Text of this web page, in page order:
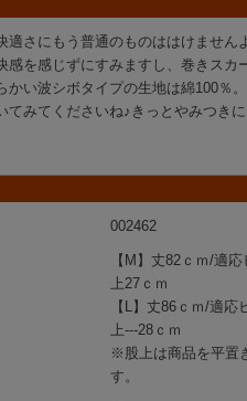
適さにもう普通のものははけません
感を感じずにすみますし、巻きスカ
かい波シボタイプの生地は綿100％
てみてくださいね♪きっとやみつき
002462
【M】丈82ｃｍ/適
上27ｃｍ
【L】丈86ｃｍ/適
上---28ｃｍ
※股上は商品を平置
す。